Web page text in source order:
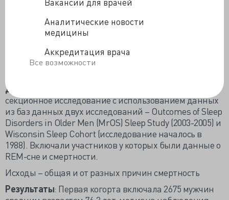
Аналитические новости
медицины
Аккредитация врача
Все возможности
информации о взаимосвязи между REM-сном и
смертностью
данного исследования было оценить связан
ли REM-сон с повышенным риском летального исхода
в 2 независимых когортах и выяснить, может ли
Дизайн
секционное исследование с использованием данных
из баз данных двух исследований – Outcomes of Sleep
Disorders in Older Men (MrOS) Sleep Study (2003-2005) и
Wisconsin Sleep Cohort (исследование началось в
1988). Включали участников у которых были данные о
REM-сне и смертности.
Исходы – общая и от разных причин смертность
Результаты: Первая когорта включала 2675 мужчин